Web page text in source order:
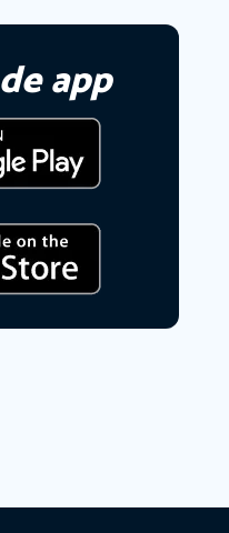
de app